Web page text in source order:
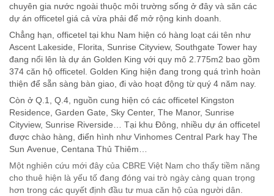
chuyên gia nước ngoài thuộc môi trường sống ở đây và săn các
dự án officetel giá cả vừa phải để mở rộng kinh doanh.
Chẳng hạn, officetel tại khu Nam hiện có hàng loạt cái tên như
Ascent Lakeside, Florita, Sunrise Cityview, Southgate Tower hay
đang nổi lên là dự án Golden King với quy mô 2.775m2 bao gồm
374 căn hộ officetel. Golden King hiện đang trong quá trình hoàn
thiện để sẵn sàng bàn giao, đi vào hoạt động từ quý 4 năm nay.
Còn ở Q.1, Q.4, nguồn cung hiện có các officetel Kingston
Residence, Garden Gate, Sky Center, The Manor, Sunrise
Cityview, Sunrise Riverside… Tại khu Đông, nhiều dự án officetel
được chào hàng, điển hình như Vinhomes Central Park hay The
Sun Avenue, Centana Thủ Thiêm…
Một nghiên cứu mới đây của CBRE Việt Nam cho thấy tiềm năng
cho thuê hiện là yếu tố đang đóng vai trò ngày càng quan trọng
hơn trong các quyết định đầu tư mua căn hộ của người dân.